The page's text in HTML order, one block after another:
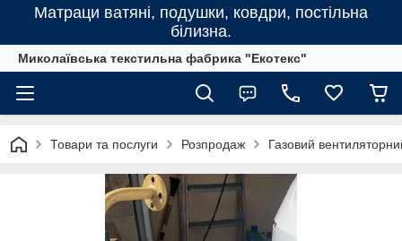
Матраци ватяні, подушки, ковдри, постільна
білизна.
Миколаївська текстильна фабрика "Екотекс"
Товари та послуги Розпродаж Газовий